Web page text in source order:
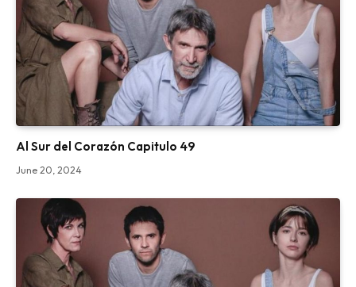
Al Sur del Corazón Capitulo 49
June 20, 2024